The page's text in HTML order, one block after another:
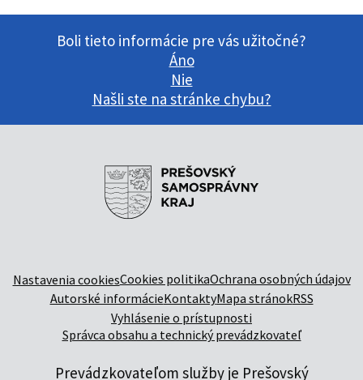
Boli tieto informácie pre vás užitočné?
Áno
Nie
Našli ste na stránke chybu?
Nastavenia cookiesCookies politikaOchrana osobných údajov
Autorské informácieKontaktyMapa stránokRSS
Vyhlásenie o prístupnosti
Správca obsahu a technický prevádzkovateľ
Prevádzkovateľom služby je Prešovský